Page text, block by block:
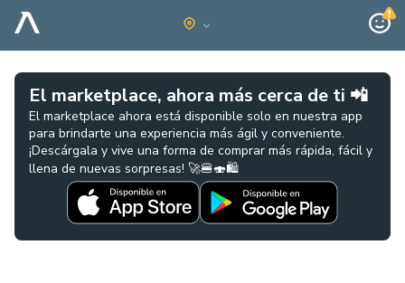
El marketplace, ahora más cerca de ti 📲
El marketplace ahora está disponible solo en nuestra app
para brindarte una experiencia más ágil y conveniente.
¡Descárgala y vive una forma de comprar más rápida, fácil y
llena de nuevas sorpresas! 🚀🍔🍣🛍️